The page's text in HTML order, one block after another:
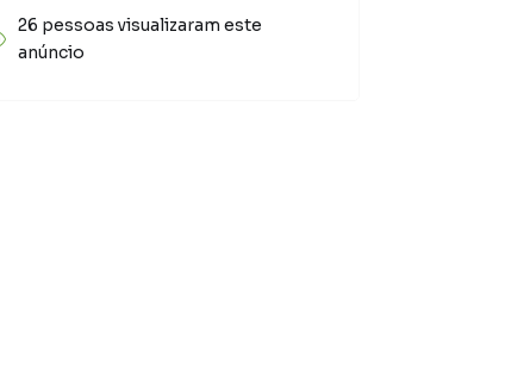
26 pessoas visualizaram este
anúncio